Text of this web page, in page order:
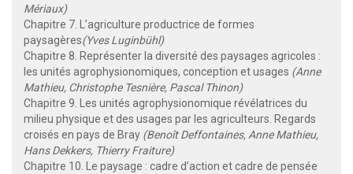
Mériaux)
Chapitre 7. L’agriculture productrice de formes
paysagères(Yves Luginbühl)
Chapitre 8. Représenter la diversité des paysages agricoles :
les unités agrophysionomiques, conception et usages (Anne
Mathieu, Christophe Tesnière, Pascal Thinon)
Chapitre 9. Les unités agrophysionomique révélatrices du
milieu physique et des usages par les agriculteurs. Regards
croisés en pays de Bray (Benoît Deffontaines, Anne Mathieu,
Hans Dekkers, Thierry Fraiture)
Chapitre 10. Le paysage : cadre d’action et cadre de pensée